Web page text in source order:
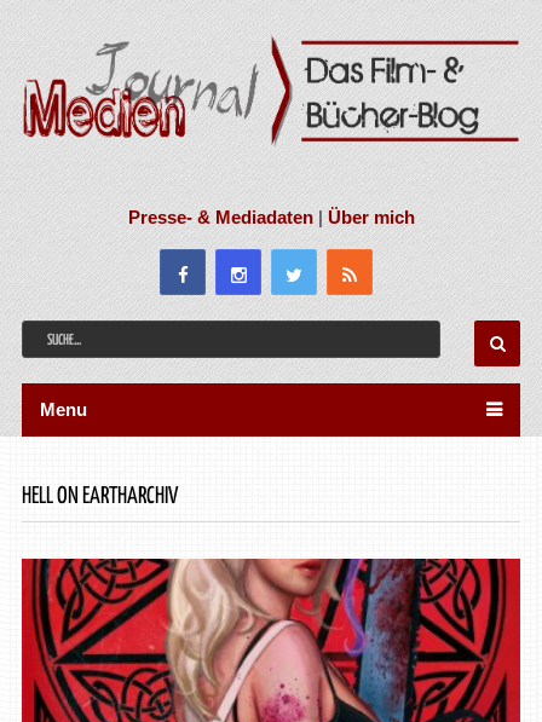
Presse- & Mediadaten|Über mich
Menu
HELL ON EARTHARCHIV